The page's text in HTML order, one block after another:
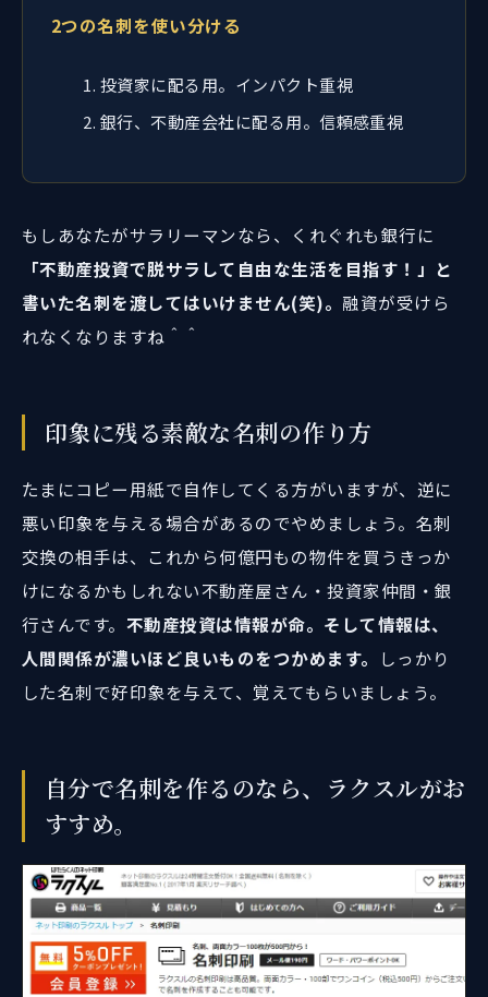
2つの名刺を使い分ける
投資家に配る用。インパクト重視
銀行、不動産会社に配る用。信頼感重視
もしあなたがサラリーマンなら、くれぐれも銀行に
「不動産投資で脱サラして自由な生活を目指す！」と
書いた名刺を渡してはいけません(笑)。 融資が受けら
れなくなりますね＾＾
印象に残る素敵な名刺の作り方
たまにコピー用紙で自作してくる方がいますが、逆に
悪い印象を与える場合があるのでやめましょう。名刺
交換の相手は、これから何億円もの物件を買うきっか
けになるかもしれない不動産屋さん・投資家仲間・銀
行さんです。 不動産投資は情報が命。そして情報は、
人間関係が濃いほど良いものをつかめます。
しっかり
した名刺で好印象を与えて、覚えてもらいましょう。
自分で名刺を作るのなら、ラクスルがお
すすめ。